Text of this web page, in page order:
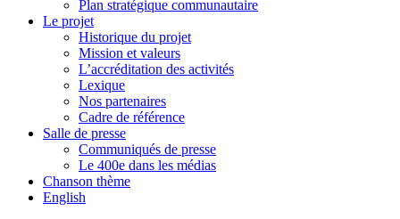
Plan stratégique communautaire
Le projet
Historique du projet
Mission et valeurs
L’accréditation des activités
Lexique
Nos partenaires
Cadre de référence
Salle de presse
Communiqués de presse
Le 400e dans les médias
Chanson thème
English